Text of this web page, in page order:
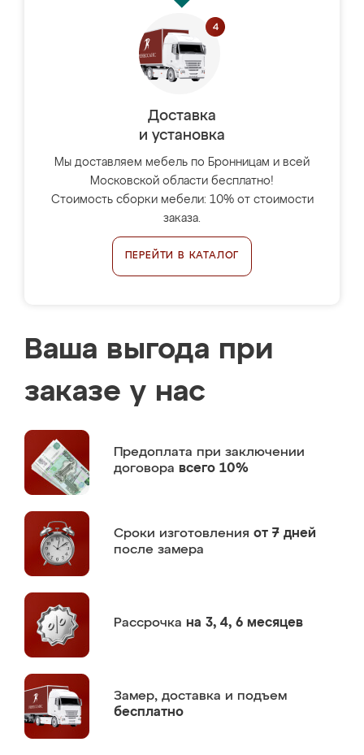
Доставка
и установка
Мы доставляем мебель по Бронницам и всей
Московской области бесплатно!
Стоимость сборки мебели: 10% от стоимости
заказа.
ПЕРЕЙТИ В КАТАЛОГ
Ваша выгода при
заказе у нас
Предоплата при заключении
договора всего 10%
Сроки изготовления от 7 дней
после замера
Рассрочка на 3, 4, 6 месяцев
Замер, доставка и подъем
бесплатно